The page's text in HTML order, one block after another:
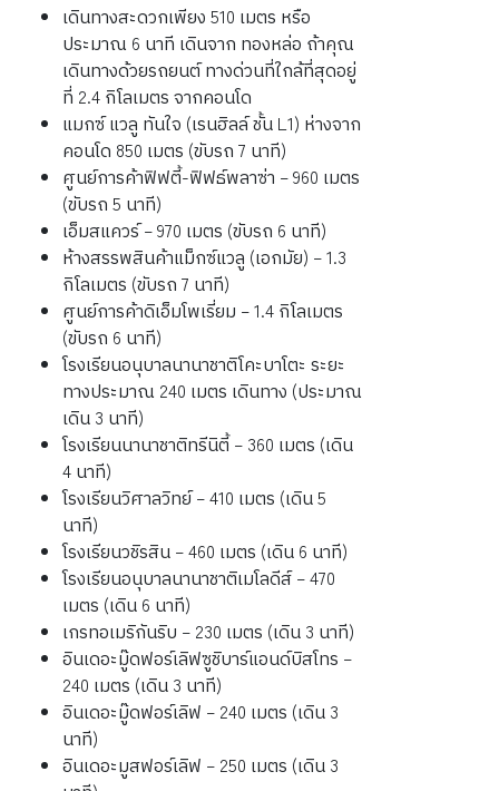
เดินทางสะดวกเพียง 510 เมตร หรือ
ประมาณ 6 นาที เดินจาก ทองหล่อ ถ้าคุณ
เดินทางด้วยรถยนต์ ทางด่วนที่ใกล้ที่สุดอยู่
ที่ 2.4 กิโลเมตร จากคอนโด
แมกซ์ แวลู ทันใจ (เรนฮิลล์ ชั้น L1) ห่างจาก
คอนโด 850 เมตร (ขับรถ 7 นาที)
ศูนย์การค้าฟิฟตี้-ฟิฟธ์พลาซ่า – 960 เมตร
(ขับรถ 5 นาที)
เอ็มสแควร์ – 970 เมตร (ขับรถ 6 นาที)
ห้างสรรพสินค้าแม็กซ์แวลู (เอกมัย) – 1.3
กิโลเมตร (ขับรถ 7 นาที)
ศูนย์การค้าดิเอ็มโพเรี่ยม – 1.4 กิโลเมตร
(ขับรถ 6 นาที)
โรงเรียนอนุบาลนานาชาติโคะบาโตะ ระยะ
ทางประมาณ 240 เมตร เดินทาง (ประมาณ
เดิน 3 นาที)
โรงเรียนนานาชาติทรีนิตี้ – 360 เมตร (เดิน
4 นาที)
โรงเรียนวิศาลวิทย์ – 410 เมตร (เดิน 5
นาที)
โรงเรียนวชิรสิน – 460 เมตร (เดิน 6 นาที)
โรงเรียนอนุบาลนานาชาติเมโลดีส์ – 470
เมตร (เดิน 6 นาที)
เกรทอเมริกันริบ – 230 เมตร (เดิน 3 นาที)
อินเดอะมู๊ดฟอร์เลิฟซูชิบาร์แอนด์บิสโทร –
240 เมตร (เดิน 3 นาที)
อินเดอะมู๊ดฟอร์เลิฟ – 240 เมตร (เดิน 3
นาที)
อินเดอะมูสฟอร์เลิฟ – 250 เมตร (เดิน 3